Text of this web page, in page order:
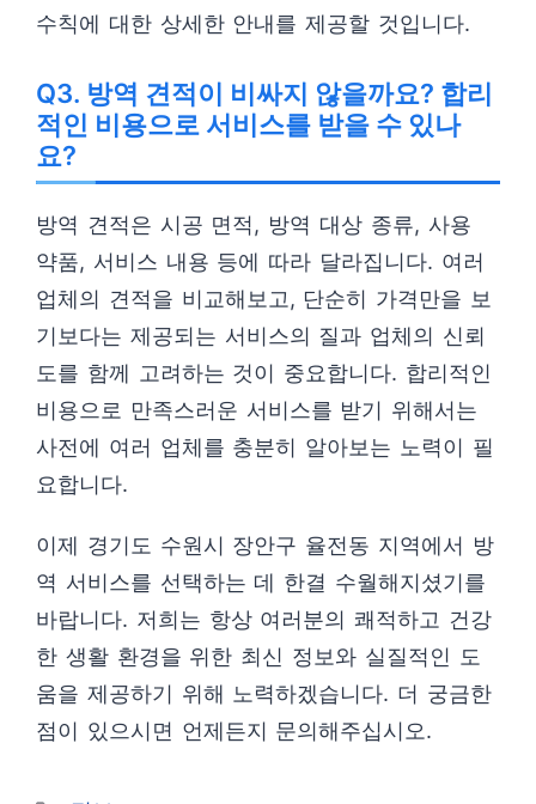
수칙에 대한 상세한 안내를 제공할 것입니다.
Q3. 방역 견적이 비싸지 않을까요? 합리
적인 비용으로 서비스를 받을 수 있나
요?
방역 견적은 시공 면적, 방역 대상 종류, 사용
약품, 서비스 내용 등에 따라 달라집니다. 여러
업체의 견적을 비교해보고, 단순히 가격만을 보
기보다는 제공되는 서비스의 질과 업체의 신뢰
도를 함께 고려하는 것이 중요합니다. 합리적인
비용으로 만족스러운 서비스를 받기 위해서는
사전에 여러 업체를 충분히 알아보는 노력이 필
요합니다.
이제 경기도 수원시 장안구 율전동 지역에서 방
역 서비스를 선택하는 데 한결 수월해지셨기를
바랍니다. 저희는 항상 여러분의 쾌적하고 건강
한 생활 환경을 위한 최신 정보와 실질적인 도
움을 제공하기 위해 노력하겠습니다. 더 궁금한
점이 있으시면 언제든지 문의해주십시오.